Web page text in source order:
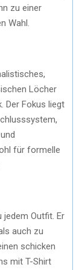
zu einer
Wahl.
Löcher
Der Fokus liegt
für formelle
jedem Outfit. Er
auch zu
schicken
mit T-Shirt